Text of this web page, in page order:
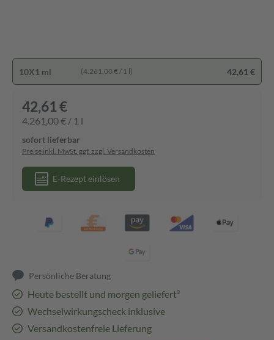
10X1 ml (4.261,00 € / 1 l) 42,61 €
42,61 €
4.261,00 € / 1 l
sofort lieferbar
Preise inkl. MwSt. ggf. zzgl. Versandkosten
E-Rezept einlösen
Persönliche Beratung
Heute bestellt und morgen geliefert³
Wechselwirkungscheck inklusive
Versandkostenfreie Lieferung